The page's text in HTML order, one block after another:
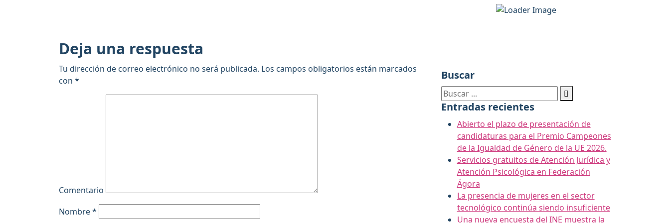
Deja una respuesta
Tu dirección de correo electrónico no será publicada. Los campos obligatorios están marcados
con *
Comentario
Nombre*
Buscar
Buscar:
Entradas recientes
Abierto el plazo de presentación de
candidaturas para el Premio Campeones
de la Igualdad de Género de la UE 2026.
Servicios gratuitos de Atención Jurídica y
Atención Psicológica en Federación
Ágora
La presencia de mujeres en el sector
tecnológico continúa siendo insuficiente
Una nueva encuesta del INE muestra la